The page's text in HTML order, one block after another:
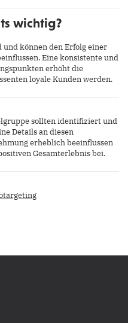
wichtig?
können den Erfolg einer
Eine konsistente und
erhöht die
loyale Kunden werden.
sollten identifiziert und
Details an diesen
erheblich beeinflussen
Gesamterlebnis bei.